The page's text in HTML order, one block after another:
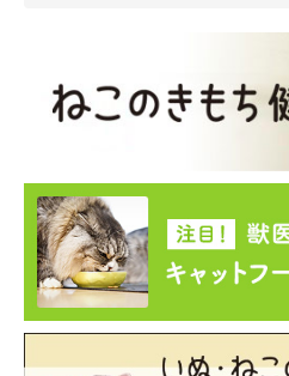
【獣医師解説】猫に嫌